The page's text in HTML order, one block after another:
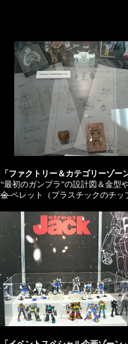
「ファクトリー＆カテゴリーゾー
“最初のガンプラ”の設計図＆金型
金ペレット（プラスチックのチッ